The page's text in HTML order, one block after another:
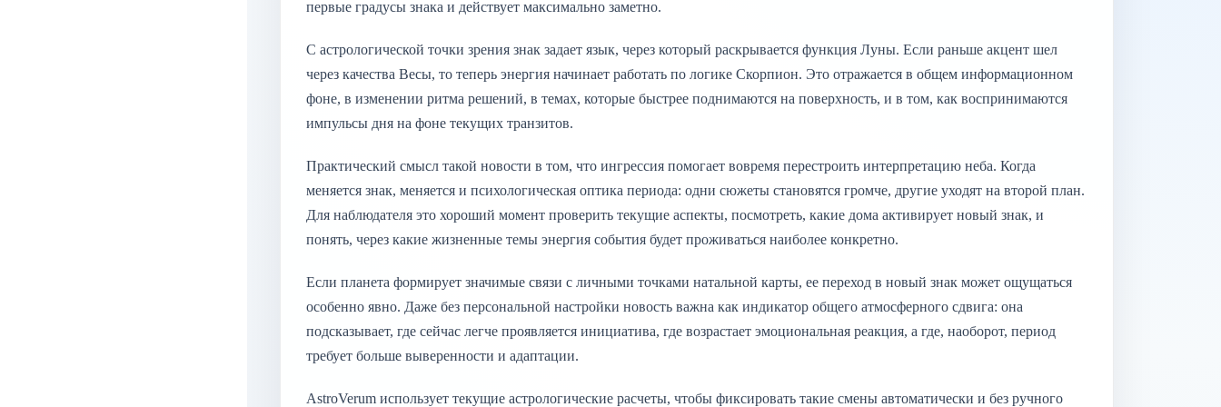
первые градусы знака и действует максимально заметно.
С астрологической точки зрения знак задает язык, через который раскрывается функция Луны. Если раньше акцент шел
через качества Весы, то теперь энергия начинает работать по логике Скорпион. Это отражается в общем информационном
фоне, в изменении ритма решений, в темах, которые быстрее поднимаются на поверхность, и в том, как воспринимаются
импульсы дня на фоне текущих транзитов.
Практический смысл такой новости в том, что ингрессия помогает вовремя перестроить интерпретацию неба. Когда
меняется знак, меняется и психологическая оптика периода: одни сюжеты становятся громче, другие уходят на второй план.
Для наблюдателя это хороший момент проверить текущие аспекты, посмотреть, какие дома активирует новый знак, и
понять, через какие жизненные темы энергия события будет проживаться наиболее конкретно.
Если планета формирует значимые связи с личными точками натальной карты, ее переход в новый знак может ощущаться
особенно явно. Даже без персональной настройки новость важна как индикатор общего атмосферного сдвига: она
подсказывает, где сейчас легче проявляется инициатива, где возрастает эмоциональная реакция, а где, наоборот, период
требует больше выверенности и адаптации.
AstroVerum использует текущие астрологические расчеты, чтобы фиксировать такие смены автоматически и без ручного